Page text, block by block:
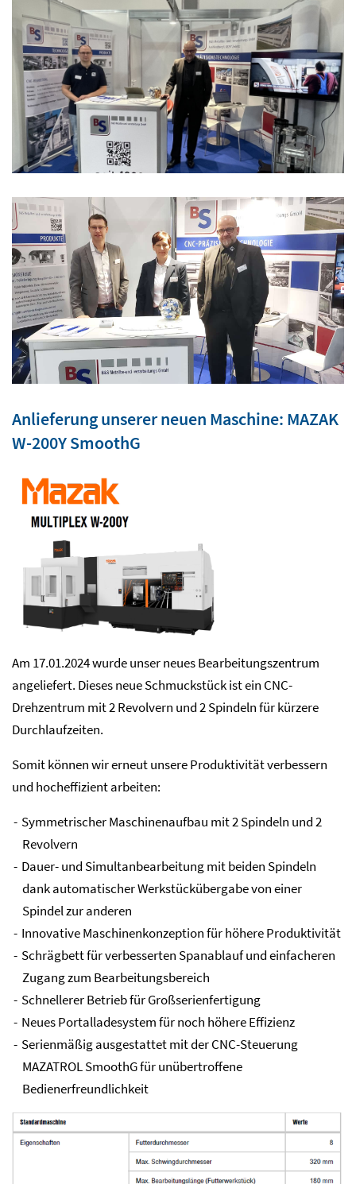
Anlieferung unserer neuen Maschine: MAZAK
W-200Y SmoothG
Am 17.01.2024 wurde unser neues Bearbeitungszentrum
angeliefert. Dieses neue Schmuckstück ist ein CNC-
Drehzentrum mit 2 Revolvern und 2 Spindeln für kürzere
Durchlaufzeiten.
Somit können wir erneut unsere Produktivität verbessern
und hocheffizient arbeiten:
Symmetrischer Maschinenaufbau mit 2 Spindeln und 2
Revolvern
Dauer- und Simultanbearbeitung mit beiden Spindeln
dank automatischer Werkstückübergabe von einer
Spindel zur anderen
Innovative Maschinenkonzeption für höhere Produktivität
Schrägbett für verbesserten Spanablauf und einfacheren
Zugang zum Bearbeitungsbereich
Schnellerer Betrieb für Großserienfertigung
Neues Portalladesystem für noch höhere Effizienz
Serienmäßig ausgestattet mit der CNC-Steuerung
MAZATROL SmoothG für unübertroffene
Bedienerfreundlichkeit